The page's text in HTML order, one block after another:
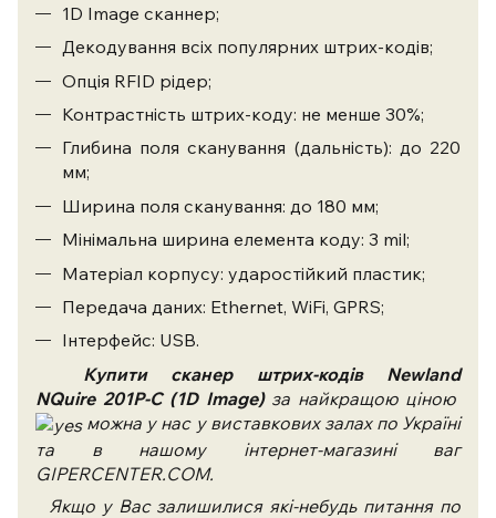
1D Image сканнер;
Декодування всіх популярних штрих-кодів;
Опція RFID рідер;
Контрастність штрих-коду: не менше 30%;
Глибина поля сканування (дальність): до 220
мм;
Ширина поля сканування: до 180 мм;
Мінімальна ширина елемента коду: 3 mil;
Матеріал корпусу: ударостійкий пластик;
Передача даних: Ethernet, WiFi, GPRS;
Інтерфейс: USB.
Купити сканер штрих-кодів
Newland
NQuire 201P-C (1D Image) за найкращою ціною
можна у нас у виставкових залах по Україні
та в нашому інтернет-магазині ваг
GIPERCENTER.COM.
Якщо у Вас залишилися які-небудь питання по